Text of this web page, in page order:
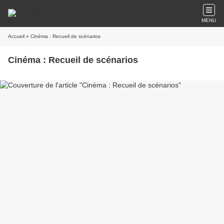
MENU
Accueil » Cinéma : Recueil de scénarios
Cinéma : Recueil de scénarios